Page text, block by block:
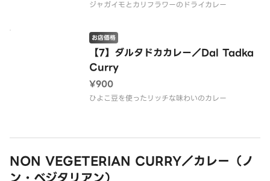
ジャガイモとカリフラワーのドライカレー
【7】ダルタドカカレー／Dal Tadka
Curry
お店価格
¥900
ひよこ豆を使ったリッチな味わいのカレー
NON VEGETERIAN CURRY／カレー（ノ